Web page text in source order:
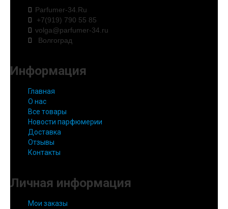
Parfumer-34.Ru
+7(919) 790 55 85
volga@parfumer-34.ru
Волгоград
Информация
Главная
О нас
Все товары
Новости парфюмерии
Доставка
Отзывы
Контакты
Личная информация
Мои заказы